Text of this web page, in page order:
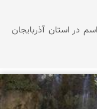
در استان آذربایجان